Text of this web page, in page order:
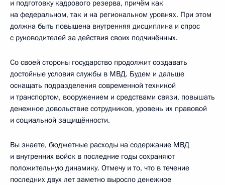
и подготовку кадрового резерва, причём как
на федеральном, так и на региональном уровнях. При этом
должна быть повышена внутренняя дисциплина и спрос
с руководителей за действия своих подчинённых.
Со своей стороны государство продолжит создавать
достойные условия службы в МВД. Будем и дальше
оснащать подразделения современной техникой
и транспортом, вооружением и средствами связи, повышать
денежное довольствие сотрудников, уровень их правовой
и социальной защищённости.
Вы знаете, бюджетные расходы на содержание МВД
и внутренних войск в последние годы сохраняют
положительную динамику. Отмечу и то, что в течение
последних двух лет заметно выросло денежное